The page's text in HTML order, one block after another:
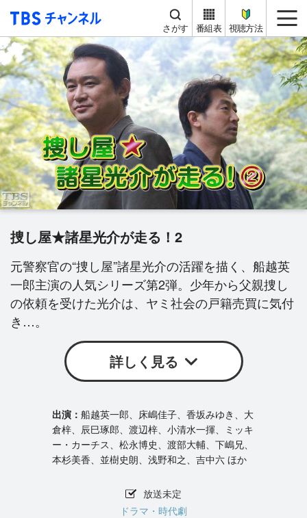
TBS チャンネル
さがす 番組表 視聴方法
捜し屋★諸星光介が走る！2
元警察官の“捜し屋”諸星光介の活躍を描く、船越英
一郎主演の人気シリーズ第2弾。少年から父親捜し
の依頼を受けた光介は、ヤミ社会の戸籍売買に気付
き…。
詳しく見る
船越英一郎、床嶋佳子、香坂みゆき、大
倉梓、辰巳琢郎、渡辺梓、小清水一揮、ミッキ
ー・カーチス、松永博史、渡部大輔、下嶋兄、
本杉美香、並樹史朗、浅野和之、吉中六 ほか
放送未定
ドラマ・時代劇